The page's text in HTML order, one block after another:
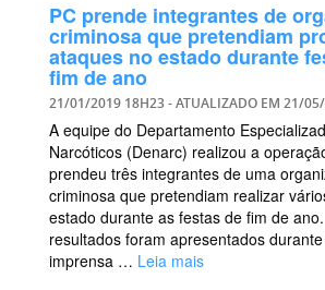
PC prende integrantes de
criminosa que pretendiam
ataques no estado durante
fim de ano
21/01/2019 18H23- ATUALIZADO EM 21/
A equipe do Departamento
Narcóticos (Denarc) realizou a
prendeu três integrantes de uma
criminosa que pretendiam realizar
estado durante as festas de fim de
resultados foram apresentados
imprensa … Leia mais